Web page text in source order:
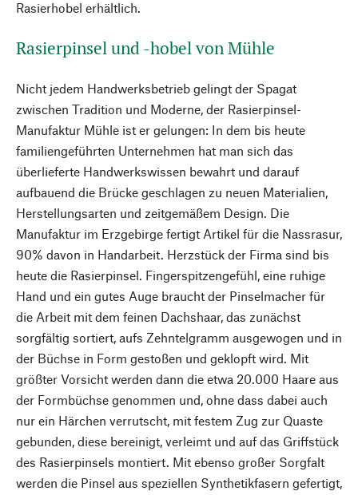
Rasierhobel erhältlich.
Rasierpinsel und -hobel von Mühle
Nicht jedem Handwerksbetrieb gelingt der Spagat
zwischen Tradition und Moderne, der Rasierpinsel-
Manufaktur Mühle ist er gelungen: In dem bis heute
familiengeführten Unternehmen hat man sich das
überlieferte Handwerkswissen bewahrt und darauf
aufbauend die Brücke geschlagen zu neuen Materialien,
Herstellungsarten und zeitgemäßem Design. Die
Manufaktur im Erzgebirge fertigt Artikel für die Nassrasur,
90% davon in Handarbeit. Herzstück der Firma sind bis
heute die Rasierpinsel. Fingerspitzengefühl, eine ruhige
Hand und ein gutes Auge braucht der Pinselmacher für
die Arbeit mit dem feinen Dachshaar, das zunächst
sorgfältig sortiert, aufs Zehntelgramm ausgewogen und in
der Büchse in Form gestoßen und geklopft wird. Mit
größter Vorsicht werden dann die etwa 20.000 Haare aus
der Formbüchse genommen und, ohne dass dabei auch
nur ein Härchen verrutscht, mit festem Zug zur Quaste
gebunden, diese bereinigt, verleimt und auf das Griffstück
des Rasierpinsels montiert. Mit ebenso großer Sorgfalt
werden die Pinsel aus speziellen Synthetikfasern gefertigt,